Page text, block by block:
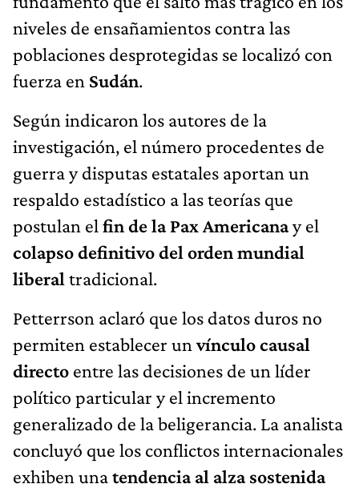
niveles de ensañamientos contra las
poblaciones desprotegidas se localizó con
fuerza en Sudán.
Según indicaron los autores de la
investigación, el número procedentes de
guerra y disputas estatales aportan un
respaldo estadístico a las teorías que
postulan el fin de la Pax Americanay el
colapso definitivo del orden mundial
liberal tradicional.
Petterrson aclaró que los datos duros no
permiten establecer unvínculo causal
directo entre las decisiones de un líder
político particular y el incremento
generalizado de la beligerancia. La analista
concluyó que los conflictos internacionales
exhiben unatendencia al alza sostenida